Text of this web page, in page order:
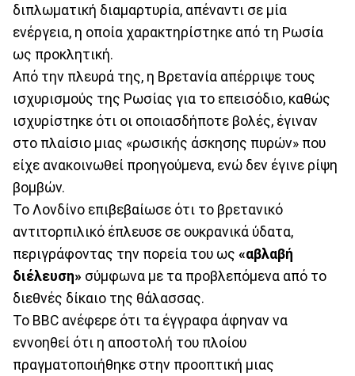
διπλωματική διαμαρτυρία, απέναντι σε μία
ενέργεια, η οποία χαρακτηρίστηκε από τη Ρωσία
ως προκλητική.
Από την πλευρά της, η Βρετανία απέρριψε τους
ισχυρισμούς της Ρωσίας για το επεισόδιο, καθώς
ισχυρίστηκε ότι οι οποιασδήποτε βολές, έγιναν
στο πλαίσιο μιας «ρωσικής άσκησης πυρών» που
είχε ανακοινωθεί προηγούμενα, ενώ δεν έγινε ρίψη
βομβών.
Το Λονδίνο επιβεβαίωσε ότι το βρετανικό
αντιτορπιλικό έπλευσε σε ουκρανικά ύδατα,
περιγράφοντας την πορεία του ως «αβλαβή
διέλευση» σύμφωνα με τα προβλεπόμενα από το
διεθνές δίκαιο της θάλασσας.
Το BBC ανέφερε ότι τα έγγραφα άφηναν να
εννοηθεί ότι η αποστολή του πλοίου
πραγματοποιήθηκε στην προοπτική μιας